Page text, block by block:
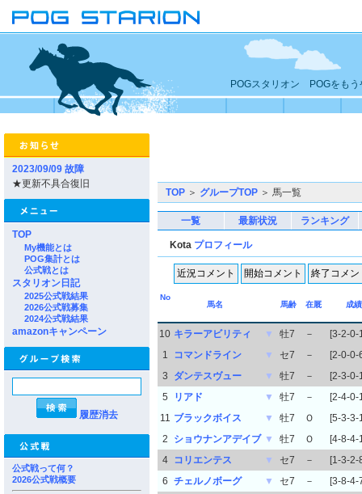
POGスタリオン POGをもう
2023/09/09 故障
★更新不具合復旧
TOP
My機能とは
POG集計とは
公式戦とは
スタリオン日記
2025公式戦結果
2026公式戦募集
2024公式戦結果
amazonキャンペーン
履歴消去
公式戦って何？
2026公式戦概要
TOP ＞ グループTOP ＞ 馬一覧
一覧 最新状況 ランキング
Kota プロフィール
No
馬名
馬齢 在厩 成績
10 キラーアビリティ ▼ 牡7 －
[3-2-0-
1
コマンドライン ▼ セ7 －
[2-0-0-
3
ダンテスヴュー ▼ 牡7 －
[2-3-0-
5
リアド ▼ 牡7 －
[2-4-0-
11 ブラックボイス ▼ 牡7 Ｏ
[5-3-3-
2
ショウナンアデイブ ▼ 牡7 Ｏ
[4-8-4-
4
コリエンテス ▼ セ7 －
[1-3-2-
6 チェルノボーグ ▼ セ7 －
[3-8-4-